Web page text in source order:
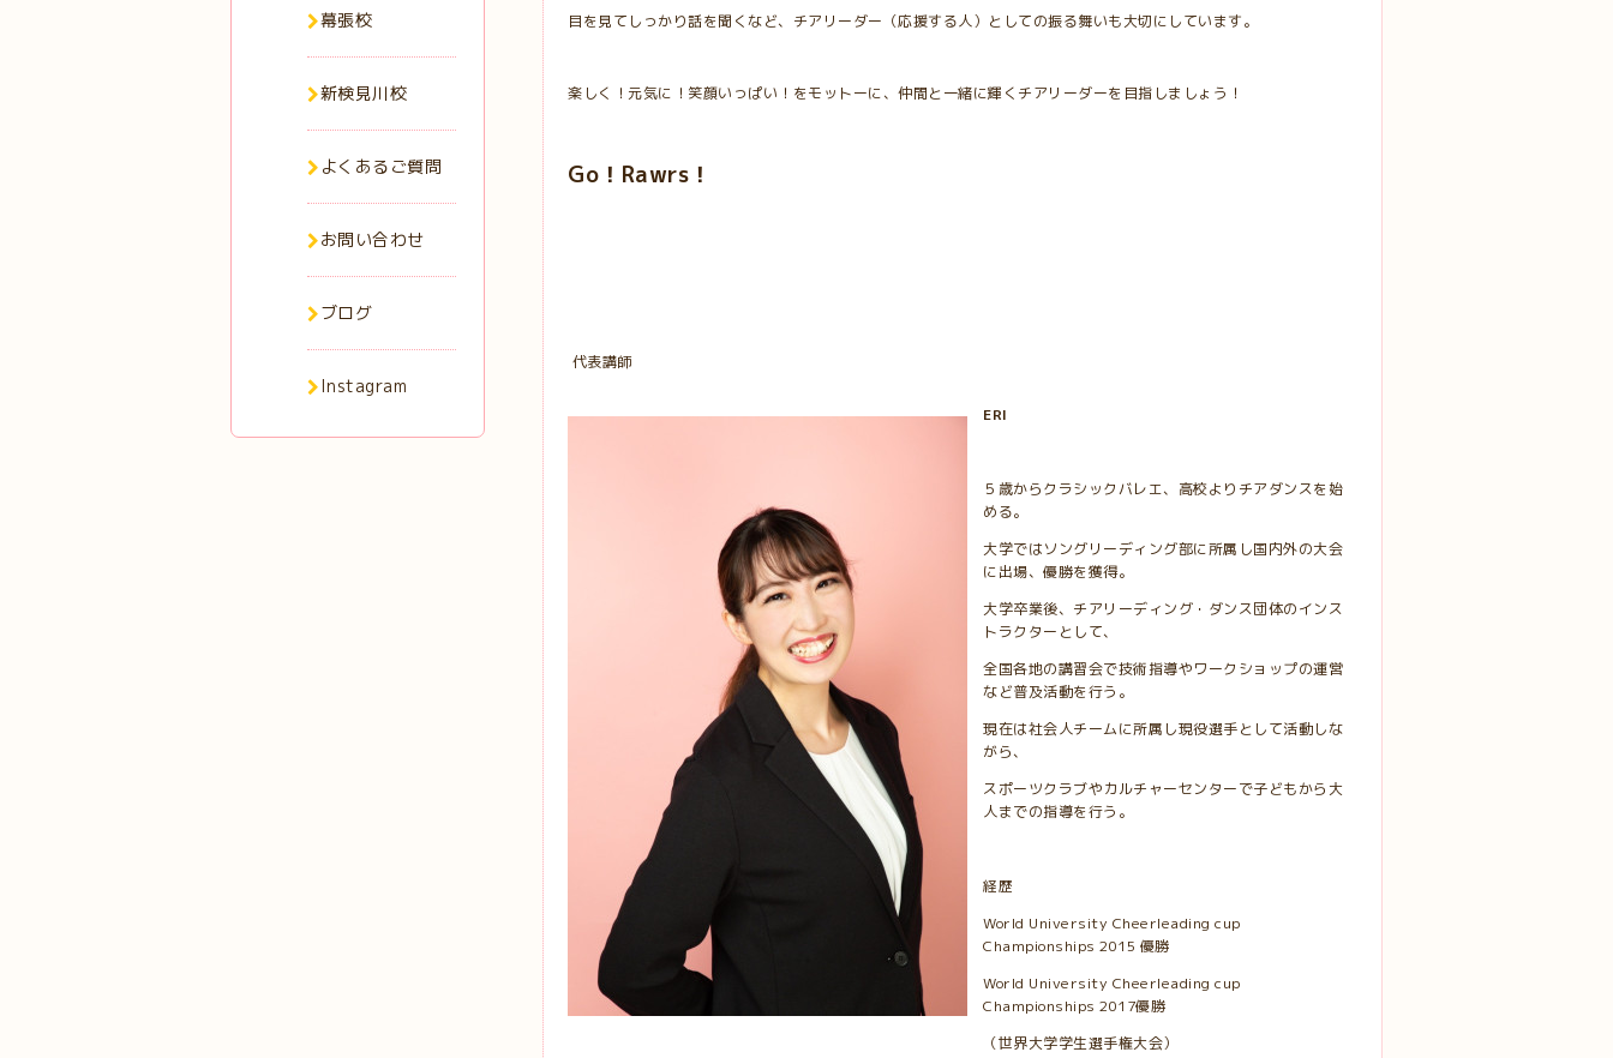
目を見てしっかり話を聞くなど、チアリーダー（応援する人）としての振る舞いも大切にしています。
楽しく！元気に！笑顔いっぱい！をモットーに、仲間と一緒に輝くチアリーダーを目指しましょう！
Go！Rawrs！
代表講師
ERI
５歳からクラシックバレエ、高校よりチアダンスを始
める。
大学ではソングリーディング部に所属し国内外の大会
に出場、優勝を獲得。
大学卒業後、チアリーディング・ダンス団体のインス
トラクターとして、
全国各地の講習会で技術指導やワークショップの運営
など普及活動を行う。
現在は社会人チームに所属し現役選手として活動しな
がら、
スポーツクラブやカルチャーセンターで子どもから大
人までの指導を行う。
経歴
World University Cheerleading cup
Championships 2015 優勝
World University Cheerleading cup
Championships 2017優勝
（世界大学学生選手権大会）
幕張校
新検見川校
よくあるご質問
お問い合わせ
ブログ
Instagram